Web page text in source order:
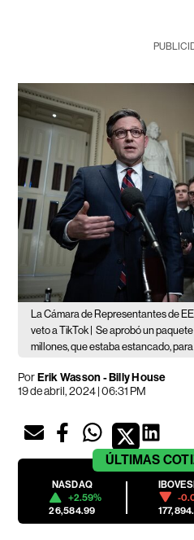
La Cámara de Representantes de
veto a TikTok |
Se aprobó un
millones, que estaba estancado,
PorErik Wasson - Billy House
19 de abril, 2024 | 06:31 PM
ÚLTIMAS
NASDAQ
+2.59%
26,584.99
-